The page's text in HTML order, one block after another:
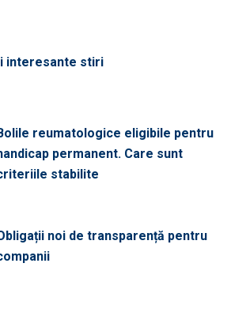
interesante stiri
reumatologice eligibile pentru
permanent. Care sunt
stabilite
noi de transparență pentru